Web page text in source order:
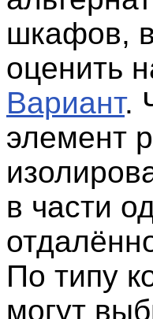
шкафов,
оценить
Вариант.
элемент
в части
По типу
могут